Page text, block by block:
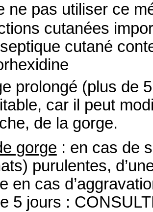
ne pas utiliser ce
cutanées
cutané
prolongé (plus de
car il peut
de la gorge.
gorge : en cas de
purulentes,
en cas
5 jours :